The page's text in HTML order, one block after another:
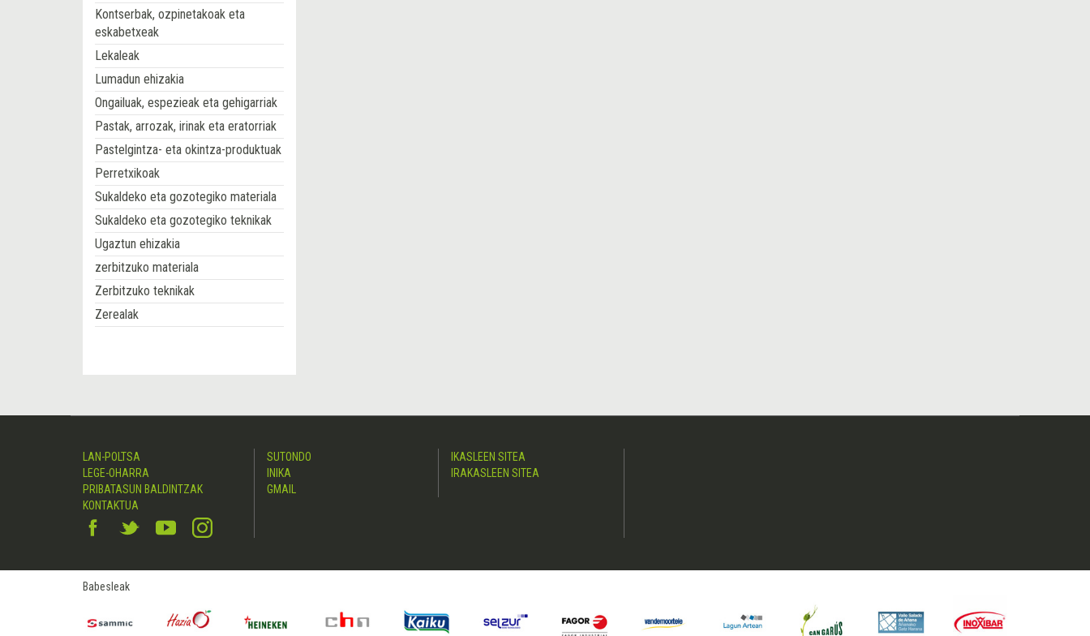
Kontserbak, ozpinetakoak eta
eskabetxeak
Lekaleak
Lumadun ehizakia
Ongailuak, espezieak eta gehigarriak
Pastak, arrozak, irinak eta eratorriak
Pastelgintza- eta okintza-produktuak
Perretxikoak
Sukaldeko eta gozotegiko materiala
Sukaldeko eta gozotegiko teknikak
Ugaztun ehizakia
zerbitzuko materiala
Zerbitzuko teknikak
Zerealak
LAN-POLTSA
LEGE-OHARRA
PRIBATASUN BALDINTZAK
KONTAKTUA
SUTONDO
INIKA
GMAIL
IKASLEEN SITEA
IRAKASLEEN SITEA
Babesleak